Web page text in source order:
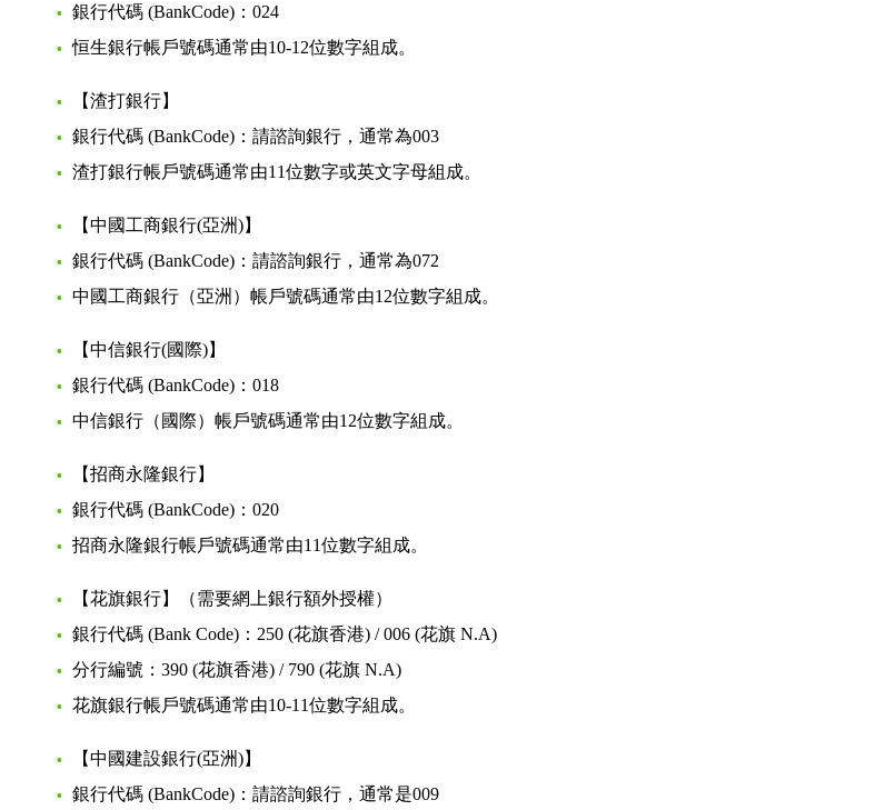
銀行代碼 (BankCode)：024
恒生銀行帳戶號碼通常由10-12位數字組成。
【渣打銀行】
銀行代碼 (BankCode)：請諮詢銀行，通常為003
渣打銀行帳戶號碼通常由11位數字或英文字母組成。
【中國工商銀行(亞洲)】
銀行代碼 (BankCode)：請諮詢銀行，通常為072
中國工商銀行（亞洲）帳戶號碼通常由12位數字組成。
【中信銀行(國際)】
銀行代碼 (BankCode)：018
中信銀行（國際）帳戶號碼通常由12位數字組成。
【招商永隆銀行】
銀行代碼 (BankCode)：020
招商永隆銀行帳戶號碼通常由11位數字組成。
【花旗銀行】（需要網上銀行額外授權）
銀行代碼 (Bank Code)：250 (花旗香港) / 006 (花旗 N.A)
分行編號：390 (花旗香港) / 790 (花旗 N.A)
花旗銀行帳戶號碼通常由10-11位數字組成。
【中國建設銀行(亞洲)】
銀行代碼 (BankCode)：請諮詢銀行，通常是009